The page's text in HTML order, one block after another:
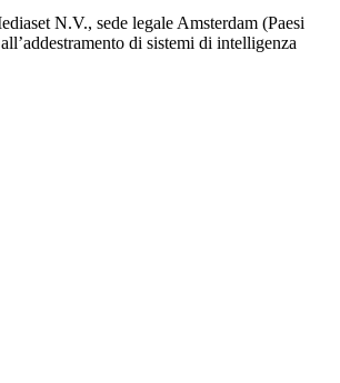
N.V., sede legale Amsterdam (Paesi
di sistemi di intelligenza